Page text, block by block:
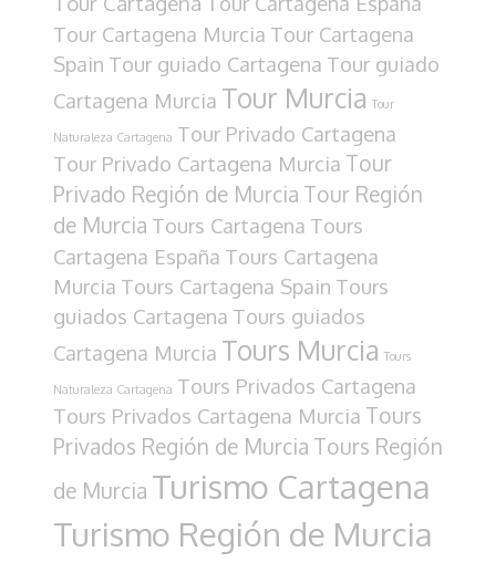
Tour Cartagena Murcia Tour Cartagena
Spain Tour guiado Cartagena Tour guiado
Cartagena Murcia Tour Murcia Tour
Naturaleza Cartagena Tour Privado Cartagena
Tour Privado Cartagena Murcia Tour
Privado Región de Murcia Tour Región
de Murcia Tours Cartagena Tours
Cartagena España Tours Cartagena
Murcia Tours Cartagena Spain Tours
guiados Cartagena Tours guiados
Cartagena Murcia Tours Murcia Tours
Naturaleza Cartagena Tours Privados Cartagena
Tours Privados Cartagena Murcia Tours
Privados Región de Murcia Tours Región
de Murcia Turismo Cartagena
Turismo Región de Murcia